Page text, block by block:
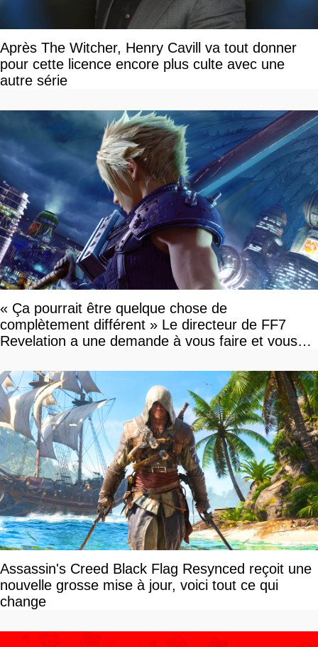
Après The Witcher, Henry Cavill va tout donner
pour cette licence encore plus culte avec une
autre série
« Ça pourrait être quelque chose de
complètement différent » Le directeur de FF7
Revelation a une demande à vous faire et vous
Assassin's Creed Black Flag Resynced reçoit une
nouvelle grosse mise à jour, voici tout ce qui
change